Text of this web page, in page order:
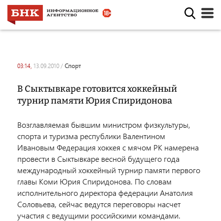
03:14, 13.09.2010 / спорт
В Сыктывкаре готовится хоккейный
турнир памяти Юрия Спиридонова
Возглавляемая бывшим министром физкультуры,
спорта и туризма республики Валентином
Ивановым Федерация хоккея с мячом РК намерена
провести в Сыктывкаре весной будущего года
международный хоккейный турнир памяти первого
главы Коми Юрия Спиридонова. По словам
исполнительного директора федерации Анатолия
Соловьева, сейчас ведутся переговоры насчет
участия с ведущими российскими командами.